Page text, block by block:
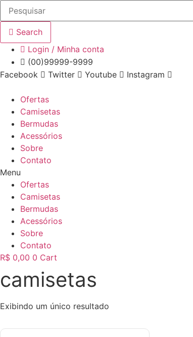
para
conteúdo
Search
Login / Minha conta
(00)99999-9999
Facebook
Twitter Youtube Instagram
Ofertas
Camisetas
Bermudas
Acessórios
Sobre
Contato
Menu
Ofertas
Camisetas
Bermudas
Acessórios
Sobre
Contato
R$ 0,00 0 Cart
camisetas
Exibindo um único resultado